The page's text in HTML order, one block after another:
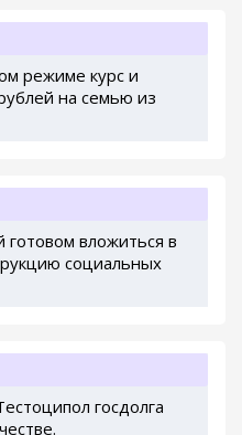
режиме курс и
на семью из
вложиться в
социальных
госдолга